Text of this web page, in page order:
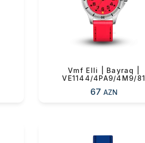
Vmf Elli | Bayraq |
VE1144/4PA9/4M9/81
67 AZN